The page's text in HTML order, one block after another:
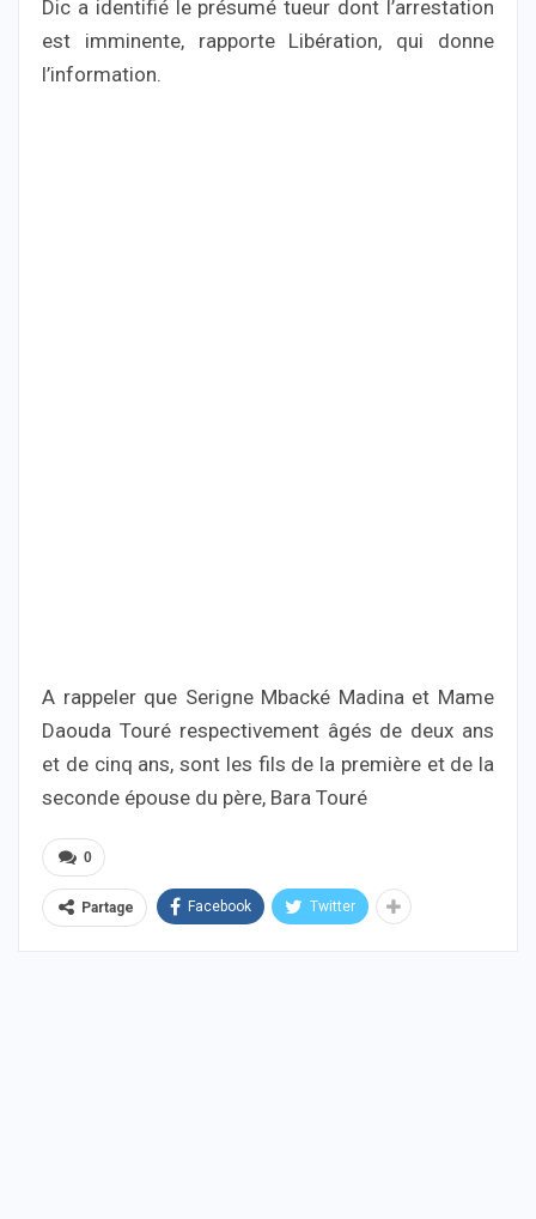
Dic a identifié le présumé tueur dont l’arrestation
est imminente, rapporte Libération, qui donne
l’information.
A rappeler que Serigne Mbacké Madina et Mame
Daouda Touré respectivement âgés de deux ans
et de cinq ans, sont les fils de la première et de la
seconde épouse du père, Bara Touré
0
Partage Facebook Twitter